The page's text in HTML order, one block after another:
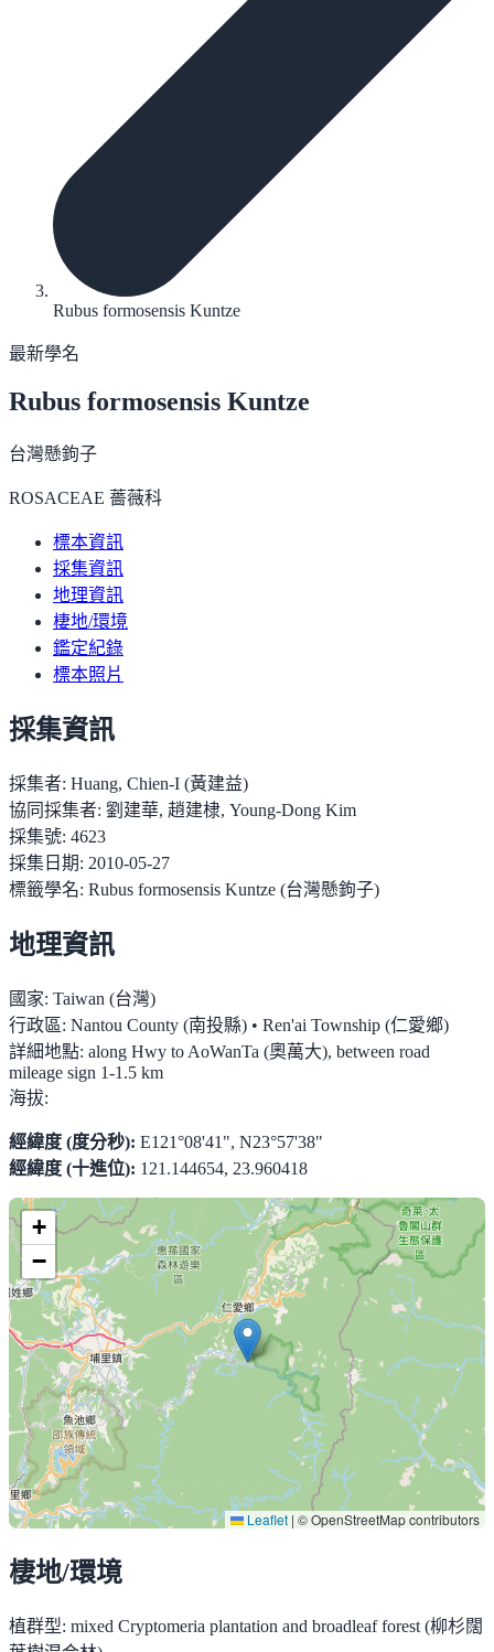
Rubus formosensis Kuntze
最新學名
Rubus formosensis Kuntze
台灣懸鉤子
ROSACEAE 薔薇科
標本資訊
採集資訊
地理資訊
棲地/環境
鑑定紀錄
標本照片
採集資訊
採集者: Huang, Chien-I (黃建益)
協同採集者: 劉建華, 趙建棣, Young-Dong Kim
採集號: 4623
採集日期: 2010-05-27
標籤學名: Rubus formosensis Kuntze (台灣懸鉤子)
地理資訊
國家: Taiwan (台灣)
行政區: Nantou County (南投縣) • Ren'ai Township (仁愛鄉)
詳細地點: along Hwy to AoWanTa (奧萬大), between road
mileage sign 1-1.5 km
海拔:
經緯度 (度分秒): E121°08'41", N23°57'38"
經緯度 (十進位): 121.144654, 23.960418
+
−
Leaflet | © OpenStreetMap contributors
棲地/環境
植群型: mixed Cryptomeria plantation and broadleaf forest (柳杉闊